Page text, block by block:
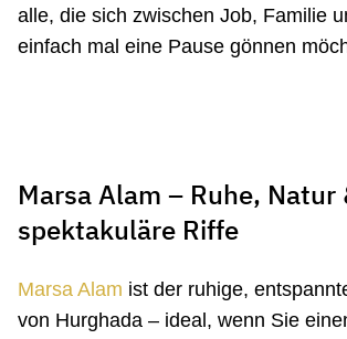
alle, die sich zwischen Job, Familie
einfach mal eine Pause gönnen
Marsa Alam – Ruhe, Natur
spektakuläre Riffe
Marsa Alam ist der ruhige,
von Hurghada – ideal, wenn Sie